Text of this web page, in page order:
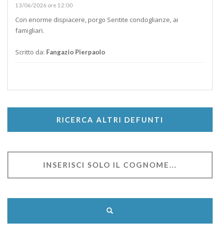
13/06/2026 ore 12:00
Con enorme dispiacere, porgo Sentite condoglianze, ai
famigliari.
Scritto da: Fangazio Pierpaolo
RICERCA ALTRI DEFUNTI